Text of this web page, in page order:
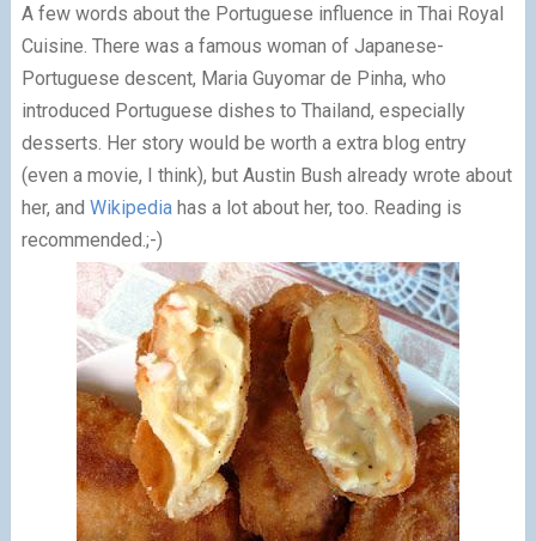
A few words about the Portuguese influence in Thai Royal
Cuisine. There was a famous woman of Japanese-
Portuguese descent, Maria Guyomar de Pinha, who
introduced Portuguese dishes to Thailand, especially
desserts. Her story would be worth a extra blog entry
(even a movie, I think), but Austin Bush already wrote about
her, and Wikipediahas a lot about her, too. Reading is
recommended.;-)